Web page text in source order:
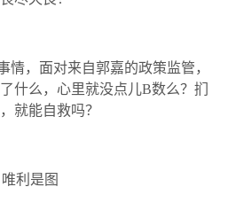
情，面对来自郭嘉的政策监管，
什么，心里就没点儿B数么？扪
就能自救吗？
利是图